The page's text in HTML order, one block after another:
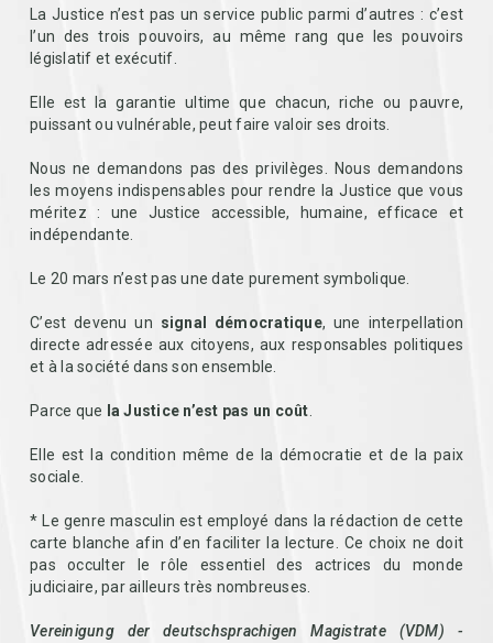
La Justice n’est pas un service public parmi d’autres : c’est
l’un des trois pouvoirs, au même rang que les pouvoirs
législatif et exécutif.
Elle est la garantie ultime que chacun, riche ou pauvre,
puissant ou vulnérable, peut faire valoir ses droits.
Nous ne demandons pas des privilèges. Nous demandons
les moyens indispensables pour rendre la Justice que vous
méritez : une Justice accessible, humaine, efficace et
indépendante.
Le 20 mars n’est pas une date purement symbolique.
C’est devenu un signal démocratique, une interpellation
directe adressée aux citoyens, aux responsables politiques
et à la société dans son ensemble.
Parce que la Justice n’est pas un coût
Elle est la condition même de la démocratie et de la paix
sociale.
* Le genre masculin est employé dans la rédaction de cette
carte blanche afin d’en faciliter la lecture. Ce choix ne doit
pas occulter le rôle essentiel des actrices du monde
judiciaire, par ailleurs très nombreuses.
Vereinigung der deutschsprachigen Magistrate (VDM) -